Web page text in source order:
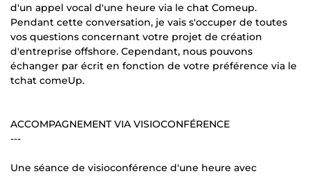
d'un appel vocal d'une heure via le chat Comeup.
Pendant cette conversation, je vais s'occuper de toutes
vos questions concernant votre projet de création
d'entreprise offshore. Cependant, nous pouvons
échanger par écrit en fonction de votre préférence via le
tchat comeUp.
ACCOMPAGNEMENT VIA VISIOCONFÉRENCE
---
Une séance de visioconférence d'une heure avec